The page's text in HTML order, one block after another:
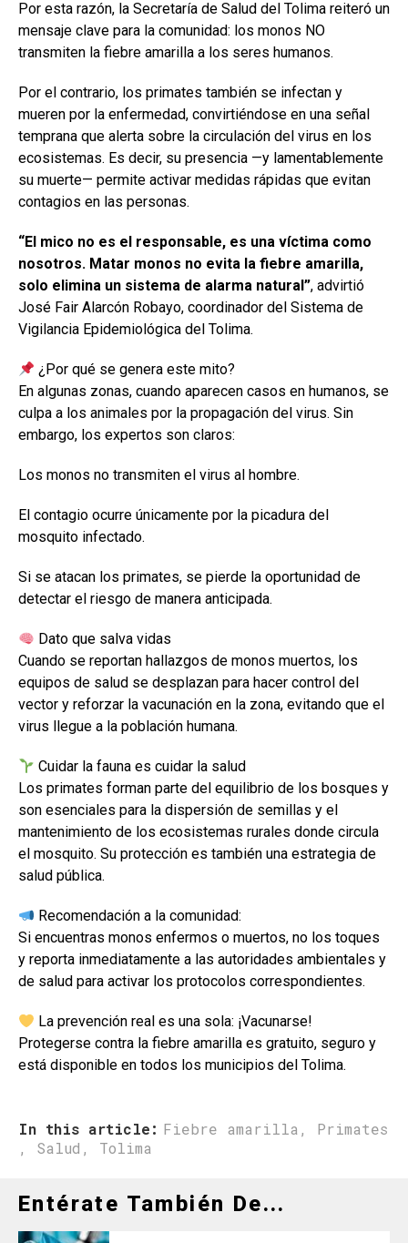
Por esta razón, la Secretaría de Salud del Tolima reiteró un
mensaje clave para la comunidad: los monos NO
transmiten la fiebre amarilla a los seres humanos.
Por el contrario, los primates también se infectan y
mueren por la enfermedad, convirtiéndose en una señal
temprana que alerta sobre la circulación del virus en los
ecosistemas. Es decir, su presencia —y lamentablemente
su muerte— permite activar medidas rápidas que evitan
contagios en las personas.
“El mico no es el responsable, es una víctima como
nosotros. Matar monos no evita la fiebre amarilla,
solo elimina un sistema de alarma natural”, advirtió
José Fair Alarcón Robayo, coordinador del Sistema de
Vigilancia Epidemiológica del Tolima.
¿Por qué se genera este mito?
En algunas zonas, cuando aparecen casos en humanos, se
culpa a los animales por la propagación del virus. Sin
embargo, los expertos son claros:
Los monos no transmiten el virus al hombre.
El contagio ocurre únicamente por la picadura del
mosquito infectado.
Si se atacan los primates, se pierde la oportunidad de
detectar el riesgo de manera anticipada.
Dato que salva vidas
Cuando se reportan hallazgos de monos muertos, los
equipos de salud se desplazan para hacer control del
vector y reforzar la vacunación en la zona, evitando que el
virus llegue a la población humana.
Cuidar la fauna es cuidar la salud
Los primates forman parte del equilibrio de los bosques y
son esenciales para la dispersión de semillas y el
mantenimiento de los ecosistemas rurales donde circula
el mosquito. Su protección es también una estrategia de
salud pública.
Recomendación a la comunidad:
Si encuentras monos enfermos o muertos, no los toques
y reporta inmediatamente a las autoridades ambientales y
de salud para activar los protocolos correspondientes.
La prevención real es una sola: ¡Vacunarse!
Protegerse contra la fiebre amarilla es gratuito, seguro y
está disponible en todos los municipios del Tolima.
In this article: Fiebre amarilla, Primates
, Salud , Tolima
Entérate También De...